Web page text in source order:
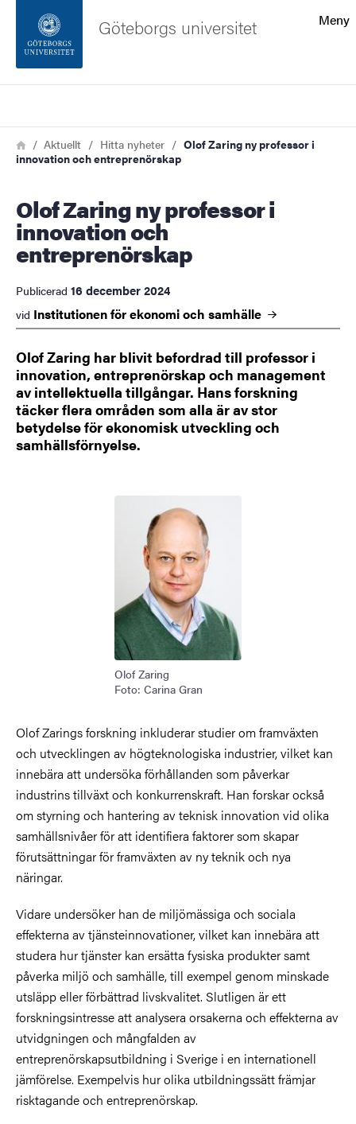
Sidfoten
Om webbplatsen
Meny
Göteborgs universitet
Länkstig
HemAktuellt Hitta nyheter
Olof Zaring ny professor i
innovation och entreprenörskap
Olof Zaring ny professor i
innovation och
entreprenörskap
Publicerad 16 december 2024
vid Institutionen för ekonomi och samhälle
Olof Zaring har blivit befordrad till professor i
innovation, entreprenörskap och management
av intellektuella tillgångar. Hans forskning
täcker flera områden som alla är av stor
betydelse för ekonomisk utveckling och
samhällsförnyelse.
Bild
Olof Zaring
Foto: Carina Gran
Olof Zarings forskning inkluderar studier om framväxten
och utvecklingen av högteknologiska industrier, vilket kan
innebära att undersöka förhållanden som påverkar
industrins tillväxt och konkurrenskraft. Han forskar också
om styrning och hantering av teknisk innovation vid olika
samhällsnivåer för att identifiera faktorer som skapar
förutsättningar för framväxten av ny teknik och nya
näringar.
Vidare undersöker han de miljömässiga och sociala
effekterna av tjänsteinnovationer, vilket kan innebära att
studera hur tjänster kan ersätta fysiska produkter samt
påverka miljö och samhälle, till exempel genom minskade
utsläpp eller förbättrad livskvalitet. Slutligen är ett
forskningsintresse att analysera orsakerna och effekterna av
utvidgningen och mångfalden av
entreprenörskapsutbildning i Sverige i en internationell
jämförelse. Exempelvis hur olika utbildningssätt främjar
risktagande och entreprenörskap.